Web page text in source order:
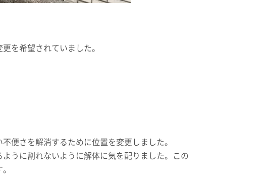
を希望されていました。
便さを解消するために位置を変更しました。
うに割れないように解体に気を配りました。この